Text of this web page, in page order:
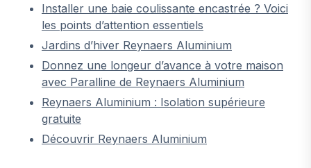
Installer une baie coulissante encastrée ? Voici
les points d’attention essentiels
Jardins d’hiver Reynaers Aluminium
Donnez une longeur d’avance à votre maison
avec Paralline de Reynaers Aluminium
Reynaers Aluminium : Isolation supérieure
gratuite
Découvrir Reynaers Aluminium